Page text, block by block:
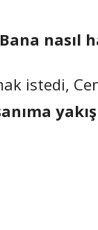
nasıl
istedi,